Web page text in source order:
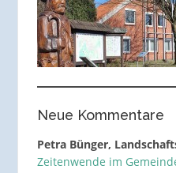
Neue Kommentare
Petra Bünger,
Zeitenwende im